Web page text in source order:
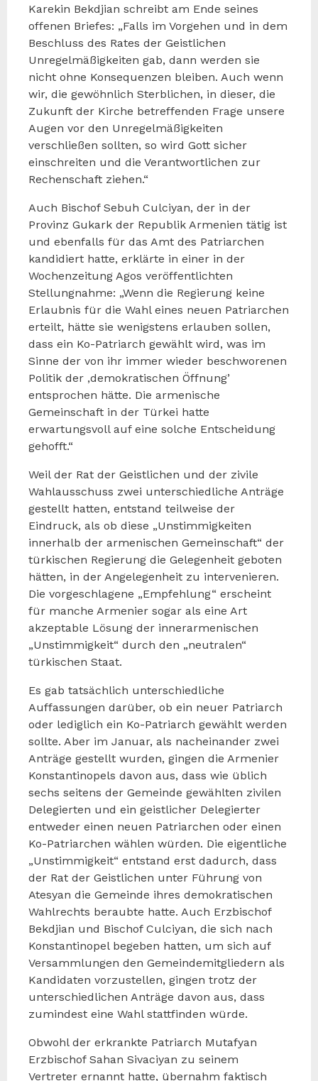
Karekin Bekdjian schreibt am Ende seines
offenen Briefes: „Falls im Vorgehen und in dem
Beschluss des Rates der Geistlichen
Unregelmäßigkeiten gab, dann werden sie
nicht ohne Konsequenzen bleiben. Auch wenn
wir, die gewöhnlich Sterblichen, in dieser, die
Zukunft der Kirche betreffenden Frage unsere
Augen vor den Unregelmäßigkeiten
verschließen sollten, so wird Gott sicher
einschreiten und die Verantwortlichen zur
Rechenschaft ziehen.“
Auch Bischof Sebuh Culciyan, der in der
Provinz Gukark der Republik Armenien tätig ist
und ebenfalls für das Amt des Patriarchen
kandidiert hatte, erklärte in einer in der
Wochenzeitung Agos veröffentlichten
Stellungnahme: „Wenn die Regierung keine
Erlaubnis für die Wahl eines neuen Patriarchen
erteilt, hätte sie wenigstens erlauben sollen,
dass ein Ko-Patriarch gewählt wird, was im
Sinne der von ihr immer wieder beschworenen
Politik der ‚demokratischen Öffnung’
entsprochen hätte. Die armenische
Gemeinschaft in der Türkei hatte
erwartungsvoll auf eine solche Entscheidung
gehofft.“
Weil der Rat der Geistlichen und der zivile
Wahlausschuss zwei unterschiedliche Anträge
gestellt hatten, entstand teilweise der
Eindruck, als ob diese „Unstimmigkeiten
innerhalb der armenischen Gemeinschaft“ der
türkischen Regierung die Gelegenheit geboten
hätten, in der Angelegenheit zu intervenieren.
Die vorgeschlagene „Empfehlung“ erscheint
für manche Armenier sogar als eine Art
akzeptable Lösung der innerarmenischen
„Unstimmigkeit“ durch den „neutralen“
türkischen Staat.
Es gab tatsächlich unterschiedliche
Auffassungen darüber, ob ein neuer Patriarch
oder lediglich ein Ko-Patriarch gewählt werden
sollte. Aber im Januar, als nacheinander zwei
Anträge gestellt wurden, gingen die Armenier
Konstantinopels davon aus, dass wie üblich
sechs seitens der Gemeinde gewählten zivilen
Delegierten und ein geistlicher Delegierter
entweder einen neuen Patriarchen oder einen
Ko-Patriarchen wählen würden. Die eigentliche
„Unstimmigkeit“ entstand erst dadurch, dass
der Rat der Geistlichen unter Führung von
Atesyan die Gemeinde ihres demokratischen
Wahlrechts beraubte hatte. Auch Erzbischof
Bekdjian und Bischof Culciyan, die sich nach
Konstantinopel begeben hatten, um sich auf
Versammlungen den Gemeindemitgliedern als
Kandidaten vorzustellen, gingen trotz der
unterschiedlichen Anträge davon aus, dass
zumindest eine Wahl stattfinden würde.
Obwohl der erkrankte Patriarch Mutafyan
Erzbischof Sahan Sivaciyan zu seinem
Vertreter ernannt hatte, übernahm faktisch